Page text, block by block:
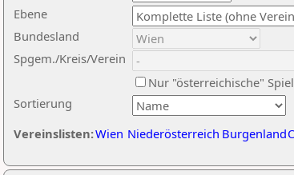
Ebene
Sortierung
Bundesland
Spgem./Kreis/Verein
Nur "österreichische"
Vereinslisten:Wien Niederösterreich Burgenland